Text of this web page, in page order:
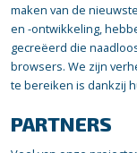
maken van de
en -ontwikkeling,
gecreëerd die
browsers. We zijn
te bereiken is dankzij
PARTNERS